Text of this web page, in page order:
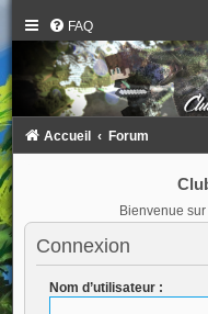
FAQ
Accueil Forum
Bienvenue
Connexion
Nom d’utilisateur :